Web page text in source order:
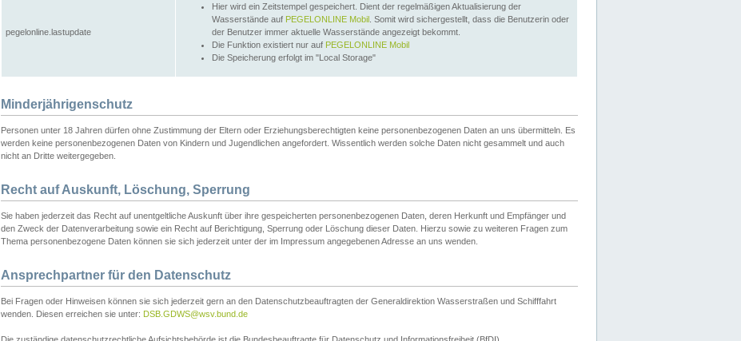
pegelonline.lastupdate
Hier wird ein Zeitstempel gespeichert. Dient der regelmäßigen Aktualisierung der
Wasserstände auf PEGELONLINE Mobil . Somit wird sichergestellt, dass die Benutzerin oder
der Benutzer immer aktuelle Wasserstände angezeigt bekommt.
Die Funktion existiert nur auf PEGELONLINE Mobil
Die Speicherung erfolgt im "Local Storage"
Minderjährigenschutz
Personen unter 18 Jahren dürfen ohne Zustimmung der Eltern oder Erziehungsberechtigten keine personenbezogenen Daten an uns übermitteln. Es
werden keine personenbezogenen Daten von Kindern und Jugendlichen angefordert. Wissentlich werden solche Daten nicht gesammelt und auch
nicht an Dritte weitergegeben.
Recht auf Auskunft, Löschung, Sperrung
Sie haben jederzeit das Recht auf unentgeltliche Auskunft über ihre gespeicherten personenbezogenen Daten, deren Herkunft und Empfänger und
den Zweck der Datenverarbeitung sowie ein Recht auf Berichtigung, Sperrung oder Löschung dieser Daten. Hierzu sowie zu weiteren Fragen zum
Thema personenbezogene Daten können sie sich jederzeit unter der im Impressum angegebenen Adresse an uns wenden.
Ansprechpartner für den Datenschutz
Bei Fragen oder Hinweisen können sie sich jederzeit gern an den Datenschutzbeauftragten der Generaldirektion Wasserstraßen und Schifffahrt
wenden. Diesen erreichen sie unter: DSB.GDWS@wsv.bund.de